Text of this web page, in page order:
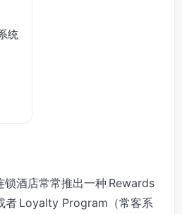
统
酒店常常推出一种 Rewards
者 Loyalty Program（常客系